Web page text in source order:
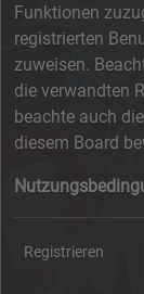
Funktionen
registrierten
zuweisen.
die verwandten
beachte auch
diesem Board
Registrieren